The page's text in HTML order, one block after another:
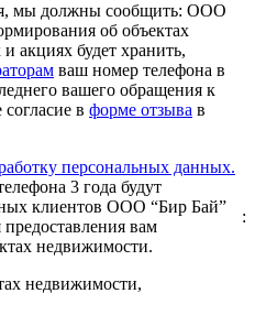
мы должны сообщить: ООО
об объектах
акциях будет хранить,
ваш номер телефона в
вашего обращения к
в форме отзыва в
персональных данных.
3 года будут
клиентов ООО “Бир Бай”
предоставления вам
недвижимости.
:
недвижимости,